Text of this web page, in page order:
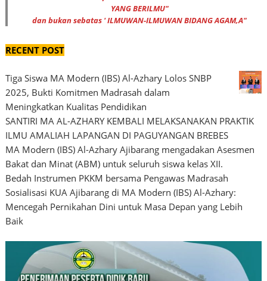
YANG BERILMU"
dan bukan sebatas ' ILMUWAN-ILMUWAN BIDANG AGAM,A"
RECENT POST
Tiga Siswa MA Modern (IBS) Al-Azhary Lolos SNBP
2025, Bukti Komitmen Madrasah dalam
Meningkatkan Kualitas Pendidikan
SANTIRI MA AL-AZHARY KEMBALI MELAKSANAKAN PRAKTIK
ILMU AMALIAH LAPANGAN DI PAGUYANGAN BREBES
MA Modern (IBS) Al-Azhary Ajibarang mengadakan Asesmen
Bakat dan Minat (ABM) untuk seluruh siswa kelas XII.
Bedah Instrumen PKKM bersama Pengawas Madrasah
Sosialisasi KUA Ajibarang di MA Modern (IBS) Al-Azhary:
Mencegah Pernikahan Dini untuk Masa Depan yang Lebih
Baik